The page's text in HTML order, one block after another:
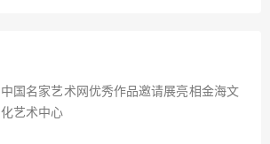
中国名家艺术网优秀作品邀请展亮相金海文
化艺术中心